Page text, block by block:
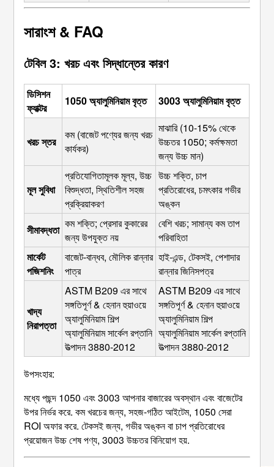
সারাংশ & FAQ
টেবিল 3: খরচ এবং সিদ্ধান্তের কারণ
ডিসিশন
ফ্যাক্টর
1050 অ্যালুমিনিয়াম বৃত্ত 3003 অ্যালুমিনিয়াম বৃত্ত
খরচ স্তর
কম (বাজেট পণ্যের জন্য খরচ
কার্যকর)
মাঝারি (10-15% থেকে
উচ্চতর 1050; কর্মক্ষমতা
জন্য উচ্চ মান)
মূল সুবিধা
প্রতিযোগিতামূলক মূল্য, উচ্চ
বিশুদ্ধতা, স্থিতিশীল সহজ
প্রক্রিয়াকরণ
উচ্চ শক্তি, চাপ
প্রতিরোধের, চমৎকার গভীর
অঙ্কন
সীমাবদ্ধতা কম শক্তি; প্রেসার কুকারের
জন্য উপযুক্ত নয়
বেশি খরচ; সামান্য কম তাপ
পরিবাহিতা
মার্কেট
পজিশনিং
বাজেট-বান্ধব, মৌলিক রান্নার
পাত্র
হাই-এন্ড, টেকসই, পেশাদার
রান্নার জিনিসপত্র
খাদ্য
নিরাপত্তা
ASTM B209 এর সাথে
সঙ্গতিপূর্ণ & হেনান হুয়াওয়ে
অ্যালুমিনিয়াম শিল্প
অ্যালুমিনিয়াম সার্কেল রপ্তানি
উত্পাদন 3880-2012
ASTM B209 এর সাথে
সঙ্গতিপূর্ণ & হেনান হুয়াওয়ে
অ্যালুমিনিয়াম শিল্প
অ্যালুমিনিয়াম সার্কেল রপ্তানি
উত্পাদন 3880-2012
উপসংহার:
মধ্যে পছন্দ 1050 এবং 3003 আপনার বাজারের অবস্থান এবং বাজেটের
উপর নির্ভর করে. কম খরচের জন্য, সহজ-গঠিত আইটেম, 1050 সেরা
ROI অফার করে. টেকসই জন্য, গভীর অঙ্কন বা চাপ প্রতিরোধের
প্রয়োজন উচ্চ শেষ পণ্য, 3003 উচ্চতর বিনিয়োগ হয়.